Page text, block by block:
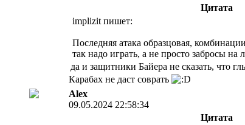
Цитата
implizit пишет:
Последняя атака образцовая,
так надо играть, а не просто забросы на
да и защитники Байера не сказать, что
Карабах не даст соврать
Alex
09.05.2024 22:58:34
Цитата